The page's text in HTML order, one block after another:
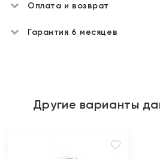
Оплата и возврат
Гарантия 6 месяцев
Другие варианты